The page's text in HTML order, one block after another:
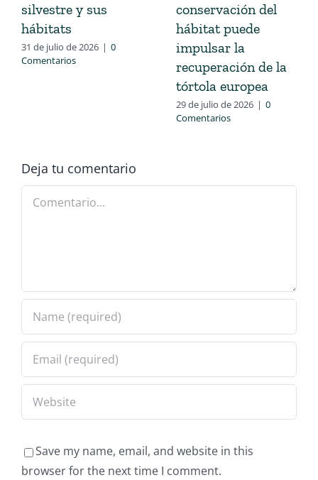
silvestre y sus
hábitats
31 de julio de 2026 | 0
Comentarios
conservación del
hábitat puede
impulsar la
recuperación de la
tórtola europea
29 de julio de 2026 | 0
Comentarios
Deja tu comentario
Comentario
Save my name, email, and website in this
browser for the next time I comment.